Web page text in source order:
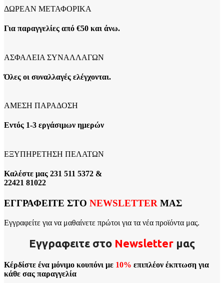
ΔΩΡΕΑΝ ΜΕΤΑΦΟΡΙΚΑ
Για παραγγελίες από €50 και άνω.
ΑΣΦΑΛΕΙΑ ΣΥΝΑΛΛΑΓΩΝ
Όλες οι συναλλαγές ελέγχονται.
ΑΜΕΣΗ ΠΑΡΑΔΟΣΗ
Εντός 1-3 εργάσιμων ημερών
ΕΞΥΠΗΡΕΤΗΣΗ ΠΕΛΑΤΩΝ
Καλέστε μας 231 511 5372 &
22421 81022
ΕΓΓΡΑΦΕΙΤΕ ΣΤΟ NEWSLETTER ΜΑΣ
Εγγραφείτε για να μαθαίνετε πρώτοι για τα νέα προϊόντα μας.
Εγγραφειτε στο Νewsletter μας
Κέρδίστε ένα μόνιμο κουπόνι με 10% επιπλέον έκπτωση για
κάθε σας παραγγελία